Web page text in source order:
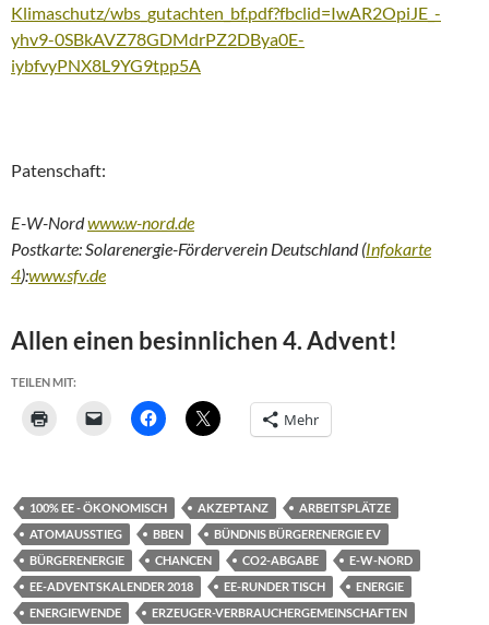
Klimaschutz/wbs_gutachten_bf.pdf?fbclid=IwAR2OpiJE_-
yhv9-0SBkAVZ78GDMdrPZ2DBya0E-
iybfvyPNX8L9YG9tpp5A
Patenschaft:
E-W-Nordwww.w-nord.de
Postkarte: Solarenergie-Förderverein Deutschland (Infokarte
4):www.sfv.de
Allen einen besinnlichen 4. Advent!
TEILEN MIT:
Mehr
100% EE - ÖKONOMISCH AKZEPTANZ
ARBEITSPLÄTZE
ATOMAUSSTIEG
BBEN
BÜNDNIS BÜRGERENERGIE EV
BÜRGERENERGIE
CHANCEN CO2-ABGABE
E-W-NORD
EE-ADVENTSKALENDER 2018
EE-RUNDER TISCH
ENERGIE
ENERGIEWENDE
ERZEUGER-VERBRAUCHERGEMEINSCHAFTEN